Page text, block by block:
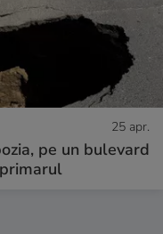
25 apr.
pe un bulevard